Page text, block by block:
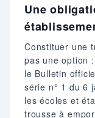
Une
Constituer une
pas une option
le Bulletin
série n° 1 du 6
les écoles et
trousse à